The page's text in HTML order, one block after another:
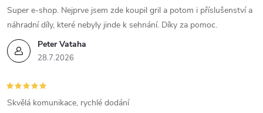
Peter Vataha
28.7.2026
Super e-shop. Nejprve jsem zde koupil gril a potom i příslušenství a
náhradní díly, které nebyly jinde k sehnání. Díky za pomoc.
Skvělá komunikace, rychlé dodání